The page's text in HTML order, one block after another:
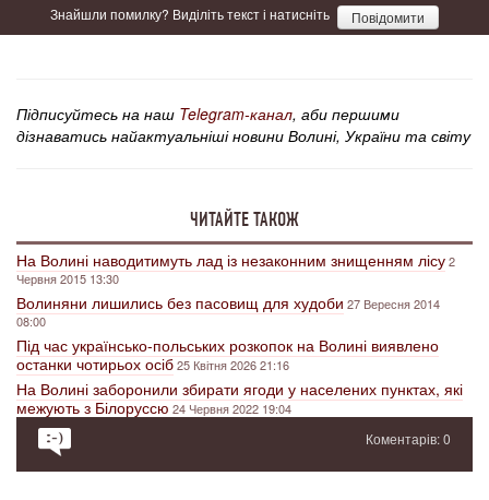
Знайшли помилку? Виділіть текст і натисніть Повідомити
Підписуйтесь на наш Telegram-канал, аби першими
дізнаватись найактуальніші новини Волині, України та світу
ЧИТАЙТЕ ТАКОЖ
На Волині наводитимуть лад із незаконним знищенням лісу2
Червня 2015 13:30
Волиняни лишились без пасовищ для худоби 27 Вересня 2014
08:00
Під час українсько-польських розкопок на Волині виявлено
останки чотирьох осіб25 Квітня 2026 21:16
На Волині заборонили збирати ягоди у населених пунктах, які
межують з Білоруссю24 Червня 2022 19:04
Коментарів: 0